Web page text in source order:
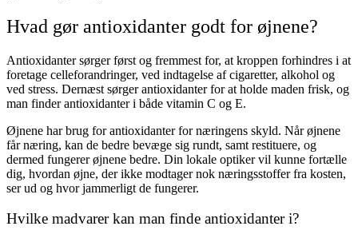
Hvad gør antioxidanter godt for øjnene?
Antioxidanter sørger først og fremmest for, at kroppen forhindres i at
foretage celleforandringer, ved indtagelse af cigaretter, alkohol og
ved stress. Dernæst sørger antioxidanter for at holde maden frisk, og
man finder antioxidanter i både vitamin C og E.
Øjnene har brug for antioxidanter for næringens skyld. Når øjnene
får næring, kan de bedre bevæge sig rundt, samt restituere, og
dermed fungerer øjnene bedre. Din lokale optiker vil kunne fortælle
dig, hvordan øjne, der ikke modtager nok næringsstoffer fra kosten,
ser ud og hvor jammerligt de fungerer.
Hvilke madvarer kan man finde antioxidanter i?